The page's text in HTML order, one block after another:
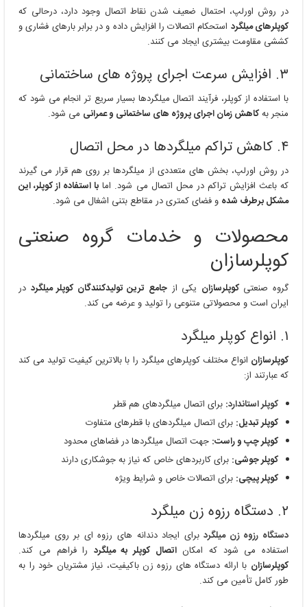
در روش اورلپ، احتمال ضعیف شدن نقاط اتصال وجود دارد، درحالی که
کوپلرهای میلگرد استحکام اتصالات را افزایش داده و در برابر بارهای فشاری و
کششی مقاومت بیشتری ایجاد می کنند.
۳. افزایش سرعت اجرای پروژه های ساختمانی
با استفاده از کوپلر، فرآیند اتصال میلگردها بسیار سریع تر انجام می شود که
منجر بهکاهش زمان اجرای پروژه های ساختمانی و عمرانی می شود.
۴. کاهش تراکم میلگردها در محل اتصال
در روش اورلپ، بخش های متعددی از میلگردها بر روی هم قرار می گیرند
که باعث افزایش تراکم در محل اتصال می شود. اما با استفاده از کوپلر، این
مشکل برطرف شده و فضای کمتری در مقاطع بتنی اشغال می شود.
محصولات و خدمات گروه صنعتی
کوپلرسازان
گروه صنعتیکوپلرسازان یکی از جامع ترین تولیدکنندگان کوپلر میلگرد در
ایران است و محصولاتی متنوعی را تولید و عرضه می کند.
۱. انواع کوپلر میلگرد
کوپلرسازان انواع مختلف کوپلرهای میلگرد را با بالاترین کیفیت تولید می کند
که عبارتند از:
کوپلر استاندارد: برای اتصال میلگردهای هم قطر
کوپلر تبدیل: برای اتصال میلگردهای با قطرهای متفاوت
کوپلر چپ و راست: جهت اتصال میلگردها در فضاهای محدود
کوپلر جوشی: برای کاربردهای خاص که نیاز به جوشکاری دارند
کوپلر پیچی: برای اتصالات خاص و شرایط ویژه
۲. دستگاه رزوه زن میلگرد
دستگاه رزوه زن میلگردبرای ایجاد دندانه های رزوه ای بر روی میلگردها
استفاده می شود که امکاناتصال کوپلر به میلگرد را فراهم می کند.
کوپلرسازان با ارائه دستگاه های رزوه زن باکیفیت، نیاز مشتریان خود را به
طور کامل تأمین می کند.